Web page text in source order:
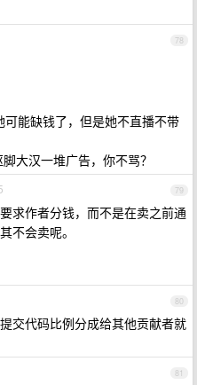
78
能缺钱了，但是她不直播不带
大汉一堆广告，你不骂？
79
求作者分钱，而不是在卖之前通
不会卖呢。
80
交代码比例分成给其他贡献者就
81